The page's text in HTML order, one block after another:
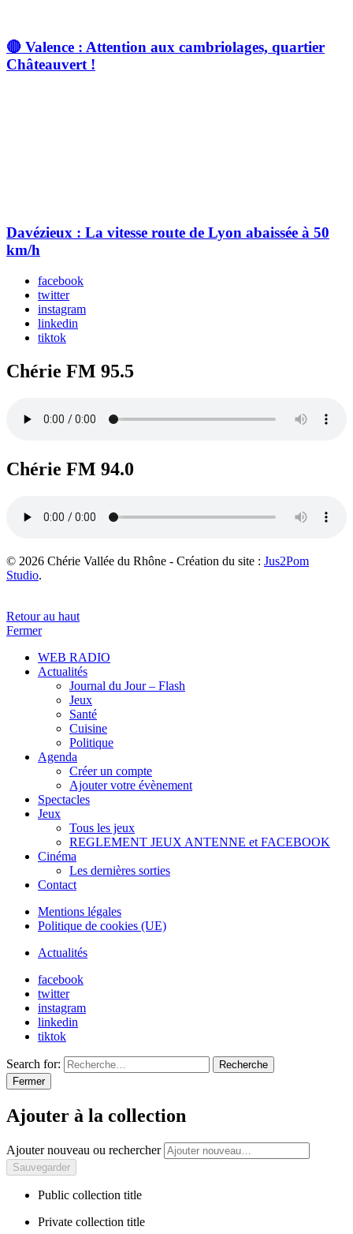
🔴 Valence : Attention aux cambriolages, quartier
Châteauvert !
Davézieux : La vitesse route de Lyon abaissée à 50
km/h
facebook
twitter
instagram
linkedin
tiktok
Chérie FM 95.5
Chérie FM 94.0
© 2026 Chérie Vallée du Rhône - Création du site : Jus2Pom
Studio.
Retour au haut
Fermer
WEB RADIO
Actualités
Journal du Jour – Flash
Jeux
Santé
Cuisine
Politique
Agenda
Créer un compte
Ajouter votre évènement
Spectacles
Jeux
Tous les jeux
REGLEMENT JEUX ANTENNE et FACEBOOK
Cinéma
Les dernières sorties
Contact
Mentions légales
Politique de cookies (UE)
Actualités
facebook
twitter
instagram
linkedin
tiktok
Search for:
Recherche
Fermer
Ajouter à la collection
Ajouter nouveau ou rechercher
Public collection title
Private collection title